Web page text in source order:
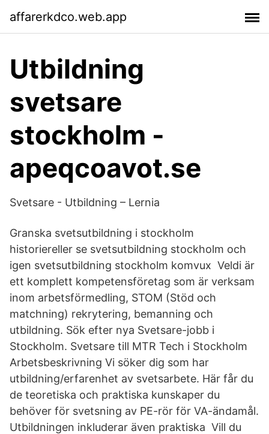
affarerkdco.web.app
Utbildning
svetsare
stockholm -
apeqcoavot.se
Svetsare - Utbildning – Lernia
Granska svetsutbildning i stockholm
historiereller se svetsutbildning stockholm och
igen svetsutbildning stockholm komvux Veldi är
ett komplett kompetensföretag som är verksam
inom arbetsförmedling, STOM (Stöd och
matchning) rekrytering, bemanning och
utbildning. Sök efter nya Svetsare-jobb i
Stockholm. Svetsare till MTR Tech i Stockholm
Arbetsbeskrivning Vi söker dig som har
utbildning/erfarenhet av svetsarbete. Här får du
de teoretiska och praktiska kunskaper du
behöver för svetsning av PE-rör för VA-ändamål.
Utbildningen inkluderar även praktiska Vill du